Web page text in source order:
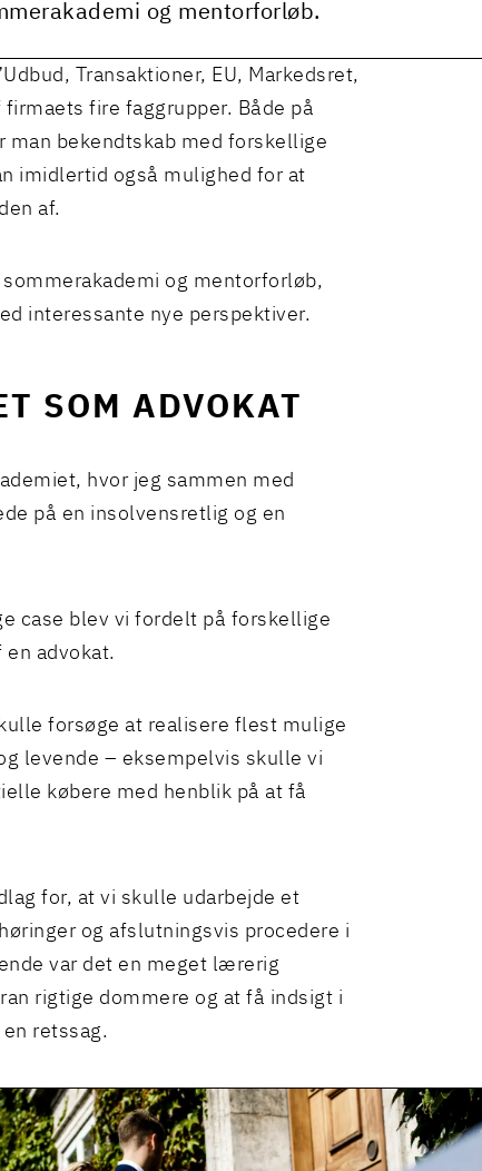
og mentorforløb.
Transaktioner, EU, Markedsret,
fire faggrupper. Både på
bekendtskab med forskellige
imidlertid også mulighed for at
af.
og mentorforløb,
interessante nye perspektiver.
SOM ADVOKAT
, hvor jeg sammen med
på en insolvensretlig og en
case blev vi fordelt på forskellige
advokat.
forsøge at realisere flest mulige
levende – eksempelvis skulle vi
købere med henblik på at få
for, at vi skulle udarbejde et
og afslutningsvis procedere i
var det en meget lærerig
rigtige dommere og at få indsigt i
retssag.